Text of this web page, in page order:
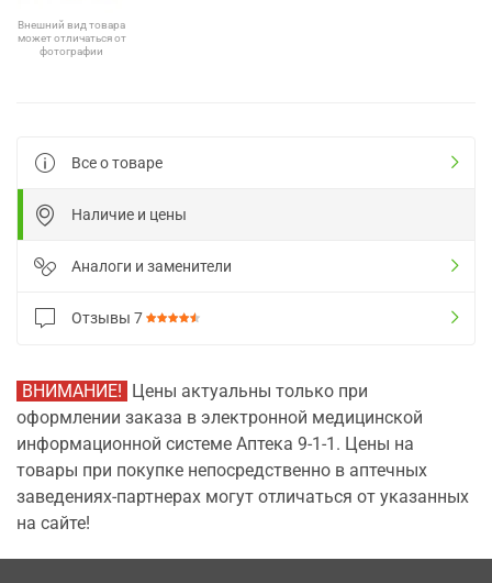
Внешний вид товара
может отличаться от
фотографии
Все о товаре
Наличие и цены
Аналоги и заменители
Отзывы 7
ВНИМАНИЕ! Цены актуальны только при
оформлении заказа в электронной медицинской
информационной системе Аптека 9-1-1. Цены на
товары при покупке непосредственно в аптечных
заведениях-партнерах могут отличаться от указанных
на сайте!